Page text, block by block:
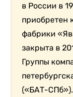
в России в
приобретен
фабрики
закрыта в
Группы
(«БАТ-